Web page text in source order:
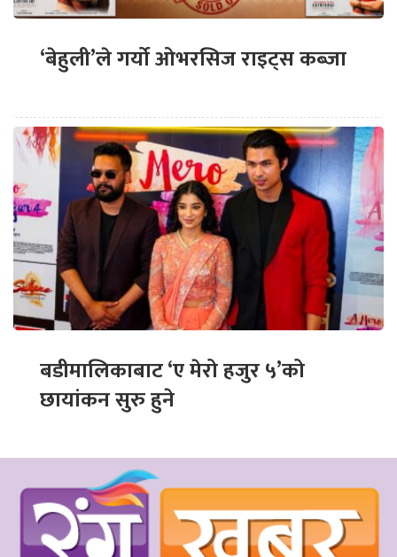
‘बेहुली’ले गर्यो ओभरसिज राइट्स कब्जा
बडीमालिकाबाट ‘ए मेरो हजुर ५’को
छायांकन सुरु हुने